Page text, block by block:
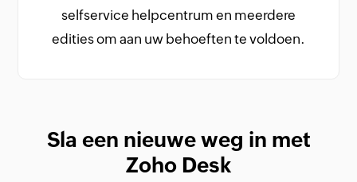
selfservice helpcentrum en meerdere
edities om aan uw behoeften te voldoen.
Sla een nieuwe weg in met
Zoho Desk